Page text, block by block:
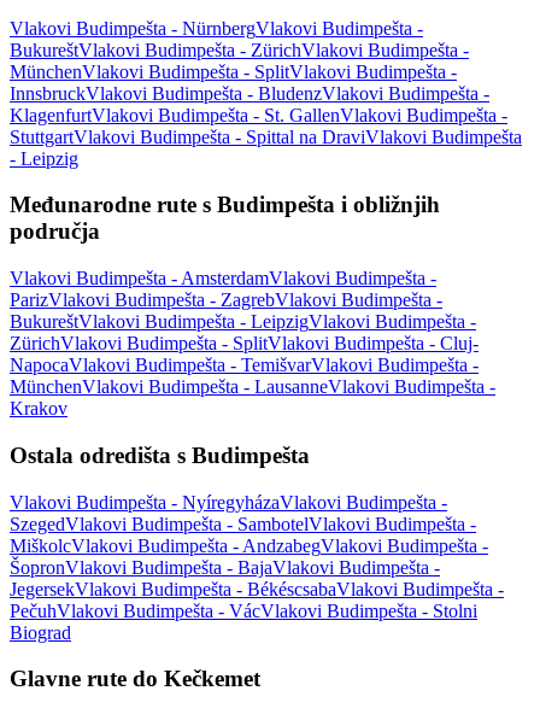
Vlakovi Budimpešta - NürnbergVlakovi Budimpešta -
BukureštVlakovi Budimpešta - ZürichVlakovi Budimpešta -
MünchenVlakovi Budimpešta - SplitVlakovi Budimpešta -
InnsbruckVlakovi Budimpešta - BludenzVlakovi Budimpešta -
KlagenfurtVlakovi Budimpešta - St. GallenVlakovi Budimpešta -
StuttgartVlakovi Budimpešta - Spittal na DraviVlakovi Budimpešta
- Leipzig
Međunarodne rute s Budimpešta i obližnjih
područja
Vlakovi Budimpešta - AmsterdamVlakovi Budimpešta -
ParizVlakovi Budimpešta - ZagrebVlakovi Budimpešta -
BukureštVlakovi Budimpešta - LeipzigVlakovi Budimpešta -
ZürichVlakovi Budimpešta - SplitVlakovi Budimpešta - Cluj-
NapocaVlakovi Budimpešta - TemišvarVlakovi Budimpešta -
MünchenVlakovi Budimpešta - LausanneVlakovi Budimpešta -
Krakov
Ostala odredišta s Budimpešta
Vlakovi Budimpešta - NyíregyházaVlakovi Budimpešta -
SzegedVlakovi Budimpešta - SambotelVlakovi Budimpešta -
MiškolcVlakovi Budimpešta - AndzabegVlakovi Budimpešta -
ŠopronVlakovi Budimpešta - BajaVlakovi Budimpešta -
JegersekVlakovi Budimpešta - BékéscsabaVlakovi Budimpešta -
PečuhVlakovi Budimpešta - VácVlakovi Budimpešta - Stolni
Biograd
Glavne rute do Kečkemet